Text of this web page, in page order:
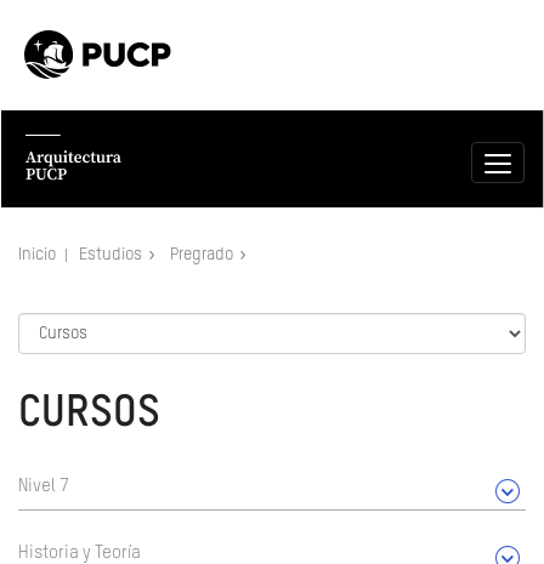
Inicio Estudios Pregrado
CURSOS
Nivel 7
Historia y Teoría